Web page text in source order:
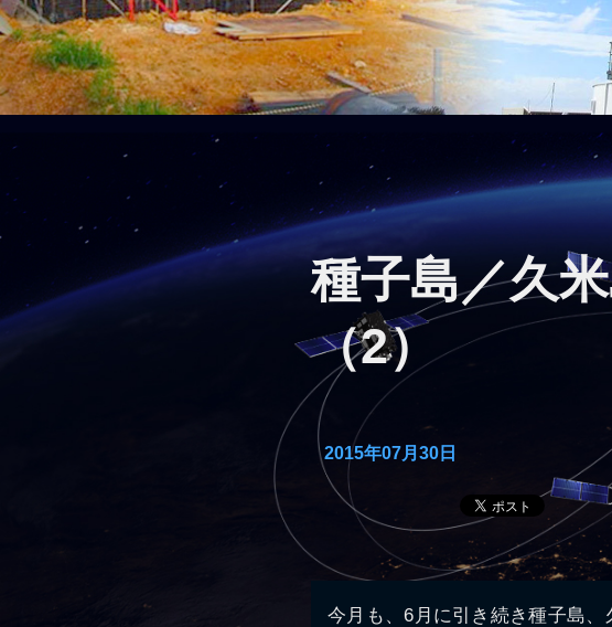
種子島／久
（2）
2015年07月30日
今月も、6月に引き続き種子島、